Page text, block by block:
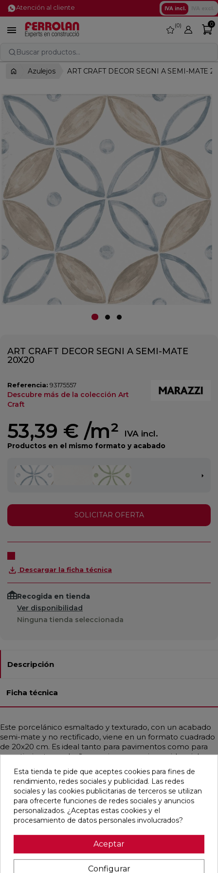
Atención al cliente IVA incl.
 favorite
0 0
Buscar productos...
Azulejos ART CRAFT DECOR SEGNI A SEMI-MATE
ART CRAFT DECOR SEGNI A SEMI-MATE
20X20
Referencia: 93175557
Descubre más de la colección Art
Craft
53,39 € /m² IVA incl.
Productos en el mismo formato y acabado
SOLICITAR OFERTA
Descargar la ficha técnica
Recogida en tienda
Ver disponibilidad
Ninguna tienda seleccionada
Descripción
Ficha técnica
Este porcelánico esmaltado y texturado, con un acabado
semi-mate y no rectificado, viene en un formato cuadrado
de 20x20 cm. Es ideal tanto para pavimentos como para
revestimientos en baños, cocinas, espacios residenciales,
comerciales y exteriores. Destaca por su resistencia a la
helada y a las manchas, y su diseño contemporáneo con
un toque rústico y artesanal, inspirado en el estilo
mediterráneo y simulando barro, mayoritariamente en un
atractivo color patchwork.
Pensamos que te puede interesar
Esta tienda te pide que aceptes cookies para fines de
rendimiento, redes sociales y publicidad. Las redes
sociales y las cookies publicitarias de terceros se utilizan
para ofrecerte funciones de redes sociales y anuncios
personalizados. ¿Aceptas estas cookies y el
procesamiento de datos personales involucrados?
Aceptar
Configurar